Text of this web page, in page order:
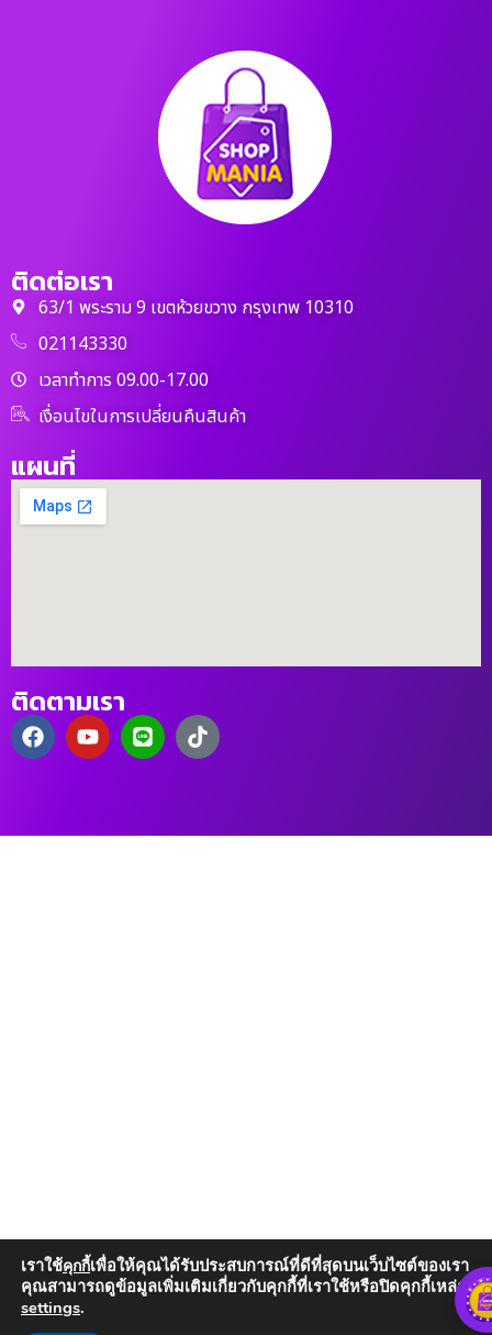
ติดต่อเรา
63/1 พระราม 9 เขตห้วยขวาง กรุงเทพ 10310
021143330
เวลาทำการ 09.00-17.00
เงื่อนไขในการเปลี่ยนคืนสินค้า
แผนที่
ติดตามเรา
เราใช้คุกกี้เพื่อให้คุณได้รับประสบการณ์ที่ดีที่สุดบนเว็บไซต์ของเรา
คุณสามารถดูข้อมูลเพิ่มเติมเกี่ยวกับคุกกี้ที่เราใช้หรือปิดคุกกี้เหล่านั้น
settings.